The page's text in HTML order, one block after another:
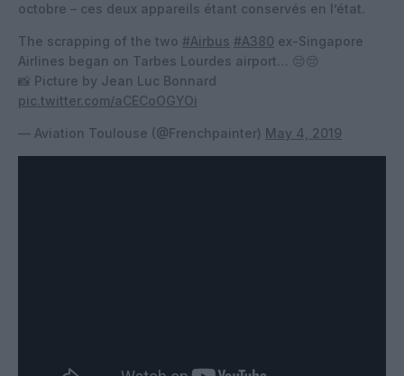
octobre – ces deux appareils étant conservés en l’état.
The scrapping of the two #Airbus #A380 ex-Singapore
Airlines began on Tarbes Lourdes airport… 😔😔
📸 Picture by Jean Luc Bonnard
pic.twitter.com/aCECoOGYOi
— Aviation Toulouse (@Frenchpainter) May 4, 2019